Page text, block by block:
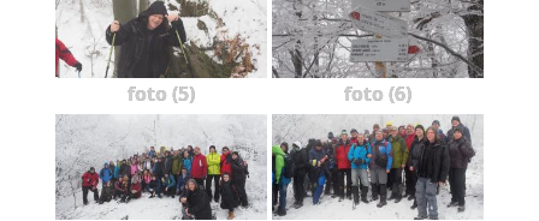
foto (5) foto (6)